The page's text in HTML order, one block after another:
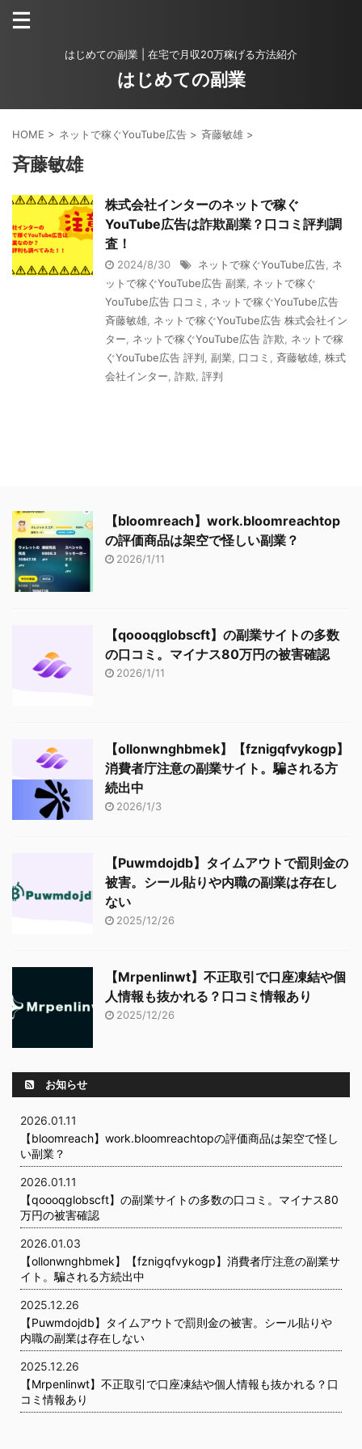
はじめての副業 | 在宅で月収20万稼げる方法紹介
はじめての副業
HOME > ネットで稼ぐYouTube広告 > 斉藤敏雄 >
斉藤敏雄
株式会社インターのネットで稼ぐ
YouTube広告は詐欺副業？口コミ評判調
査！
2024/8/30 ネットで稼ぐYouTube広告 ネ
ットで稼ぐYouTube広告 副業
ネットで稼ぐ
YouTube広告 口コミ
ネットで稼ぐYouTube広告
斉藤敏雄 ネットで稼ぐYouTube広告 株式会社イン
ター
ネットで稼ぐYouTube広告 詐欺
ネットで稼
ぐYouTube広告 評判 副業 口コミ 斉藤敏雄 株式
会社インター 詐欺 評判
【bloomreach】work.bloomreachtop
の評価商品は架空で怪しい副業？
2026/1/11
【qoooqglobscft】の副業サイトの多数
の口コミ。マイナス80万円の被害確認
2026/1/11
【ollonwnghbmek】【fznigqfvykogp】
消費者庁注意の副業サイト。騙される方
続出中
2026/1/3
【Puwmdojdb】タイムアウトで罰則金の
被害。シール貼りや内職の副業は存在し
ない
2025/12/26
【Mrpenlinwt】不正取引で口座凍結や個
人情報も抜かれる？口コミ情報あり
2025/12/26
お知らせ
2026.01.11
【bloomreach】work.bloomreachtopの評価商品は架空で怪し
い副業？
2026.01.11
【qoooqglobscft】の副業サイトの多数の口コミ。マイナス80
万円の被害確認
2026.01.03
【ollonwnghbmek】【fznigqfvykogp】消費者庁注意の副業サ
イト。騙される方続出中
2025.12.26
【Puwmdojdb】タイムアウトで罰則金の被害。シール貼りや
内職の副業は存在しない
2025.12.26
【Mrpenlinwt】不正取引で口座凍結や個人情報も抜かれる？口
コミ情報あり